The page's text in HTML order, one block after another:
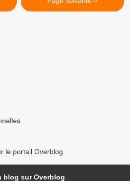
le portail Overblog
blog sur Overblog